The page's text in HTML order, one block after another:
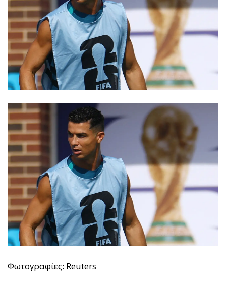
Φωτογραφίες: Reuters